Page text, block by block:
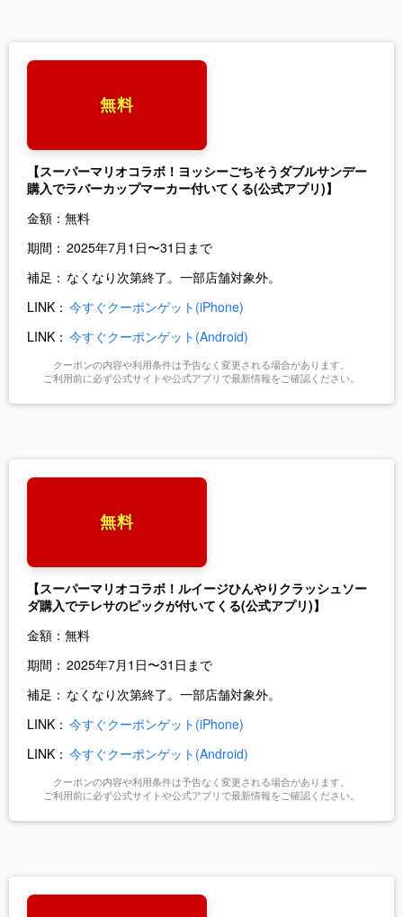
無料
【スーパーマリオコラボ！ヨッシーごちそうダブルサンデー
購入でラバーカップマーカー付いてくる(公式アプリ)】
金額： 無料
期間： 2025年7月1日〜31日まで
補足： なくなり次第終了。一部店舗対象外。
LINK： 今すぐクーポンゲット(iPhone)
LINK： 今すぐクーポンゲット(Android)
クーポンの内容や利用条件は予告なく変更される場合があります。
ご利用前に必ず公式サイトや公式アプリで最新情報をご確認ください。
無料
【スーパーマリオコラボ！ルイージひんやりクラッシュソー
ダ購入でテレサのピックが付いてくる(公式アプリ)】
金額： 無料
期間： 2025年7月1日〜31日まで
補足： なくなり次第終了。一部店舗対象外。
LINK： 今すぐクーポンゲット(iPhone)
LINK： 今すぐクーポンゲット(Android)
クーポンの内容や利用条件は予告なく変更される場合があります。
ご利用前に必ず公式サイトや公式アプリで最新情報をご確認ください。